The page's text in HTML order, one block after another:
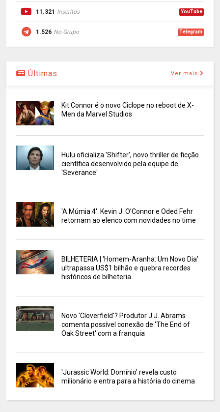
11.321 Inscritos YouTube
1.526 No Grupo Telegram
Últimas Ver mais
Kit Connor é o novo Ciclope no reboot de X-
Men da Marvel Studios
Hulu oficializa 'Shifter', novo thriller de ficção
científica desenvolvido pela equipe de
'Severance'
'A Múmia 4': Kevin J. O’Connor e Oded Fehr
retornam ao elenco com novidades no time
BILHETERIA | 'Homem-Aranha: Um Novo Dia'
ultrapassa US$1 bilhão e quebra recordes
históricos de bilheteria
Novo 'Cloverfield'? Produtor J.J. Abrams
comenta possível conexão de 'The End of
Oak Street' com a franquia
'Jurassic World: Domínio' revela custo
milionário e entra para a história do cinema